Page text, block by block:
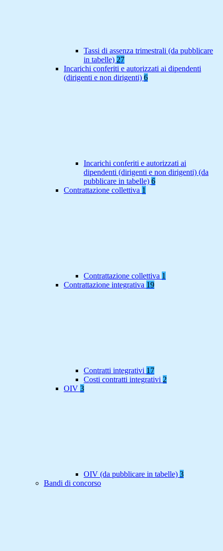
Tassi di assenza trimestrali (da pubblicare
in tabelle) 27
Incarichi conferiti e autorizzati ai dipendenti
(dirigenti e non dirigenti) 6
Incarichi conferiti e autorizzati ai
dipendenti (dirigenti e non dirigenti) (da
pubblicare in tabelle) 6
Contrattazione collettiva 1
Contrattazione collettiva 1
Contrattazione integrativa 19
Contratti integrativi 17
Costi contratti integrativi 2
OIV 3
OIV (da pubblicare in tabelle) 3
Bandi di concorso